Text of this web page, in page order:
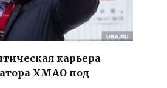
карьера
ХМАО под